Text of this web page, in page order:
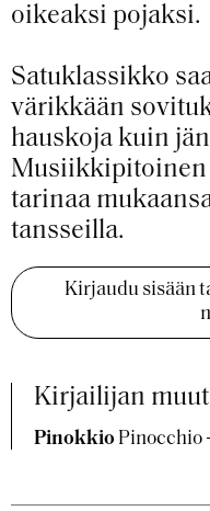
oikeaksi pojaksi.
Satuklassikko
värikkään
hauskoja kuin
Musiikkipitoinen
tarinaa
tansseilla.
Kirjaudu sisään
Kirjailijan
Pinokkio Pinocchio